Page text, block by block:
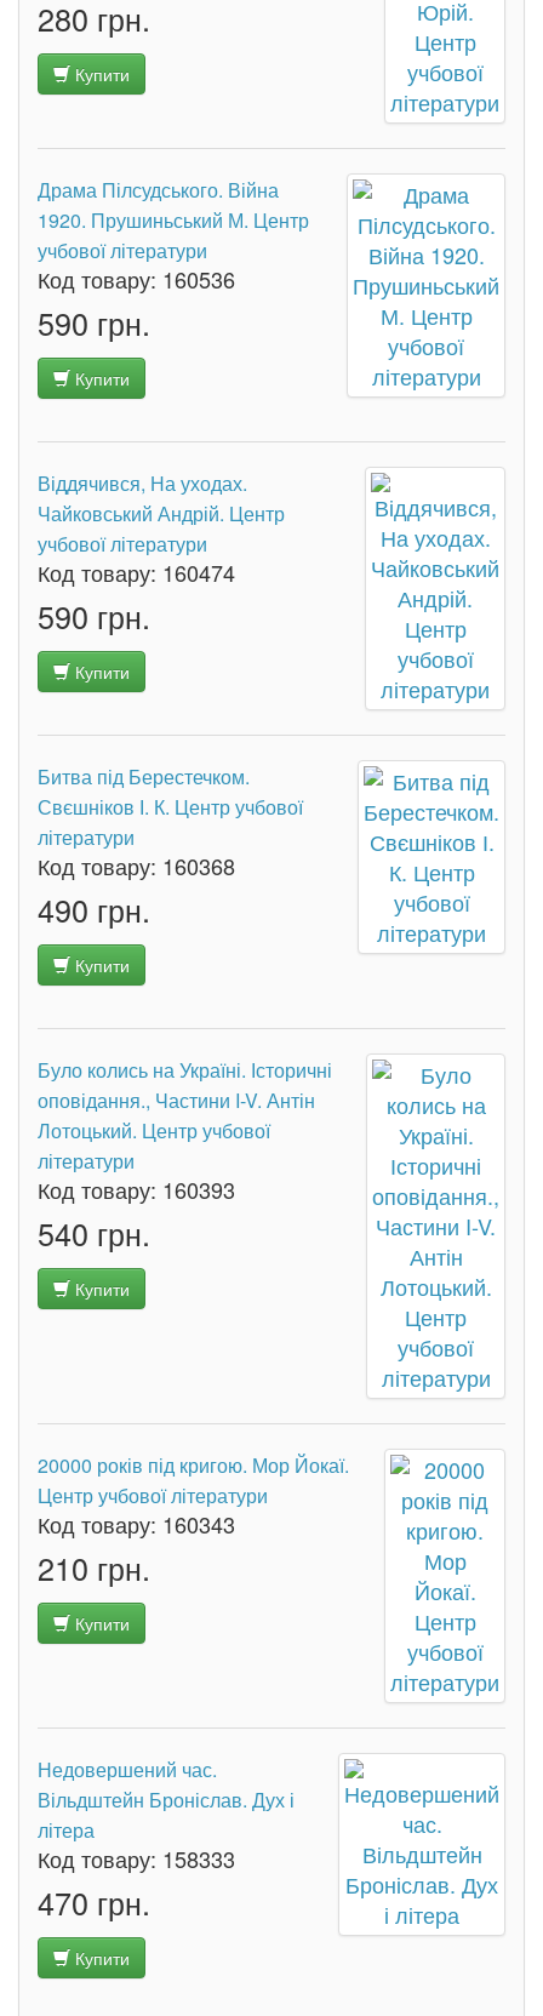
280 грн.
Купити
Драма Пілсудського. Війна
1920. Прушиньський М. Центр
учбової літератури
Код товару: 160536
590 грн.
Купити
Віддячився, На уходах.
Чайковський Андрій. Центр
учбової літератури
Код товару: 160474
590 грн.
Купити
Битва під Берестечком.
Свєшніков І. К. Центр учбової
літератури
Код товару: 160368
490 грн.
Купити
Було колись на Україні. Історичні
оповідання., Частини I-V. Антін
Лотоцький. Центр учбової
літератури
Код товару: 160393
540 грн.
Купити
20000 років під кригою. Мор Йокаї.
Центр учбової літератури
Код товару: 160343
210 грн.
Купити
Недовершений час.
Вільдштейн Броніслав. Дух і
літера
Код товару: 158333
470 грн.
Купити